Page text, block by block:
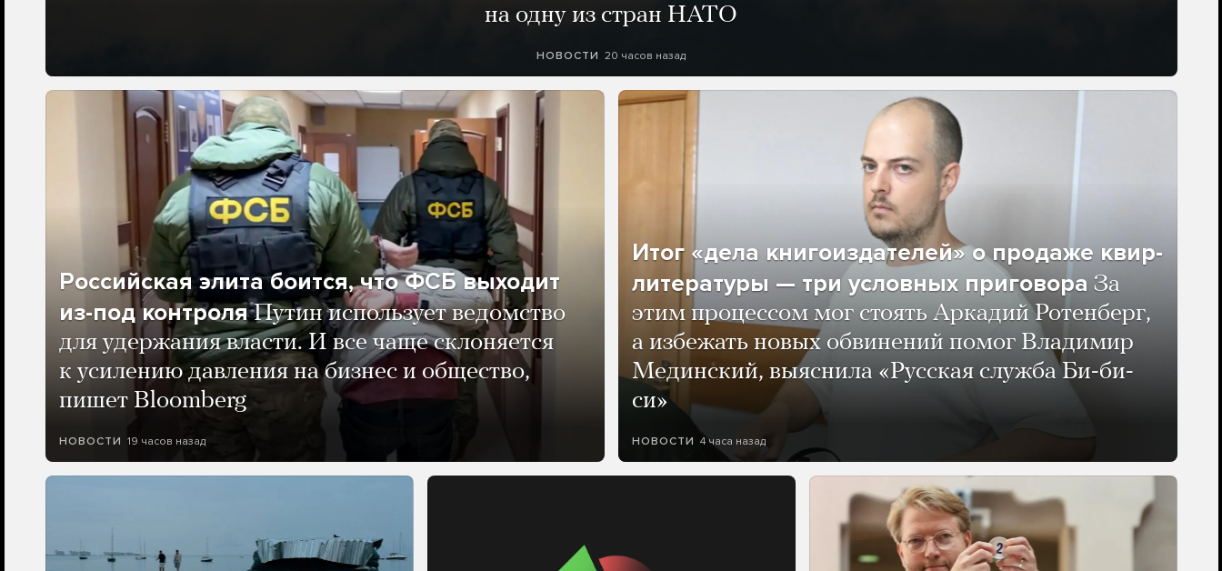
на одну из стран НАТО
НОВОСТИ 20 часов назад
Российская элита боится, что ФСБ выходит
из-под контроля Путин использует ведомство
для удержания власти. И все чаще склоняется
к усилению давления на бизнес и общество,
пишет Bloomberg
НОВОСТИ 19 часов назад
Итог «дела книгоиздателей» о продаже квир-
литературы — три условных приговора За
этим процессом мог стоять Аркадий Ротенберг,
а избежать новых обвинений помог Владимир
Мединский, выяснила «Русская служба Би-би-
си»
НОВОСТИ 4 часа назад